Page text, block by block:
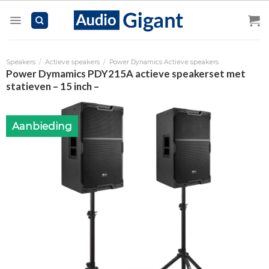
Speakers / Actieve speakers / Power Dynamics Actieve speakers
Power Dymamics PDY215A actieve speakerset met
statieven – 15 inch –
Aanbieding